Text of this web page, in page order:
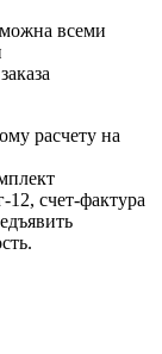
всеми
расчету на
12, счет-фактура